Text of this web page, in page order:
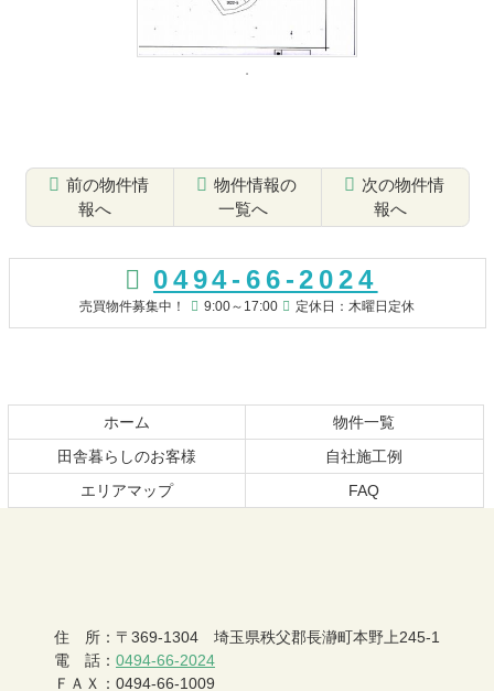
前の物件情
報へ
物件情報の
一覧へ
次の物件情
報へ
ン
ツ
頭
ー
先
0494-66-2024
売買物件募集中！ 9:00～17:00 定休日：木曜日定休
ホーム
物件一覧
田舎暮らしのお客様
自社施工例
エリアマップ
FAQ
おちあい不動産
住 所 ： 〒369-1304 埼玉県秩父郡長瀞町本野上245-1
電 話 ： 0494-66-2024
ＦＡＸ
： 0494-66-1009